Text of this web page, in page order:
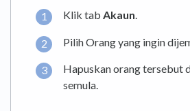
Klik tab Akaun.
Pilih Orang yang ingin
Hapuskan orang tersebut
semula.